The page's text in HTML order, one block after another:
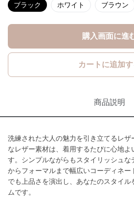
ブラック ホワイト ブラウン
購入画面に進
カートに追加
商品説明
洗練された大人の魅力を引き立てるレ
なレザー素材は、着用するたびに心地よ
す。シンプルながらもスタイリッシュ
からフォーマルまで幅広いコーディネー
でも上品さを演出し、あなたのスタイル
ムです。